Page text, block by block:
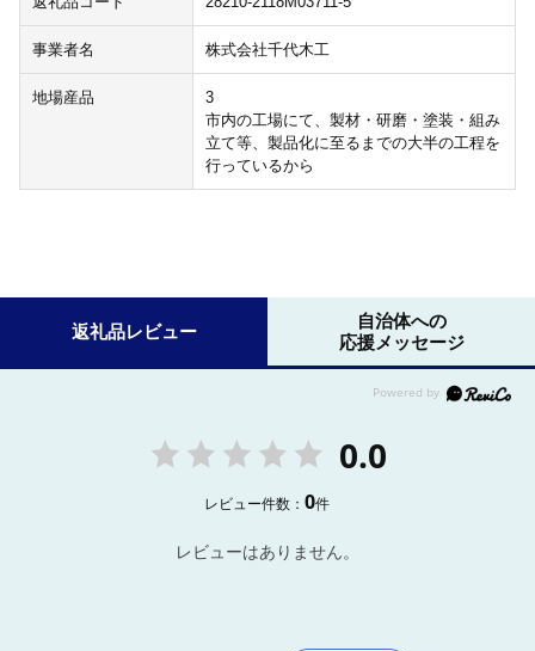
事業者名 株式会社千代木工
地場産品
3
市内の工場にて、製材・研磨・塗装・組み
立て等、製品化に至るまでの大半の工程を
行っているから
返礼品レビュー
自治体への
応援メッセージ
0.0
レビュー件数：0件
レビューはありません。